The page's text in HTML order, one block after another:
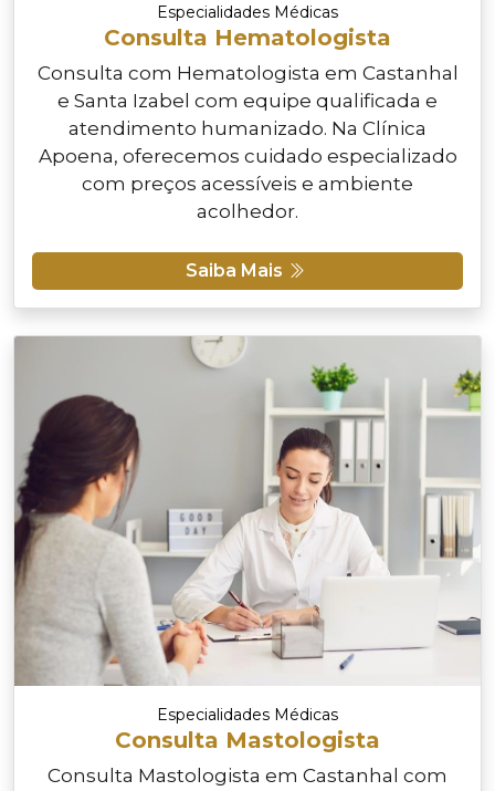
Especialidades Médicas
Consulta Hematologista
Consulta com Hematologista em Castanhal
e Santa Izabel com equipe qualificada e
atendimento humanizado. Na Clínica
Apoena, oferecemos cuidado especializado
com preços acessíveis e ambiente
acolhedor.
Saiba Mais
Especialidades Médicas
Consulta Mastologista
Consulta Mastologista em Castanhal com